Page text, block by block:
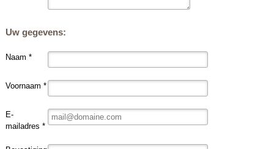
Uw gegevens:
Naam *
Voornaam *
E-
mailadres *